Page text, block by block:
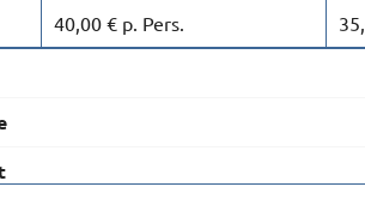
40,00 € p. Pers.